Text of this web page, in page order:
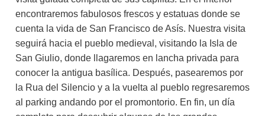
encontraremos fabulosos frescos y estatuas donde se
cuenta la vida de San Francisco de Asís. Nuestra visita
seguirá hacia el pueblo medieval, visitando la Isla de
San Giulio, donde llagaremos en lancha privada para
conocer la antigua basílica. Después, pasearemos por
la Rua del Silencio y a la vuelta al pueblo regresaremos
al parking andando por el promontorio. En fin, un día